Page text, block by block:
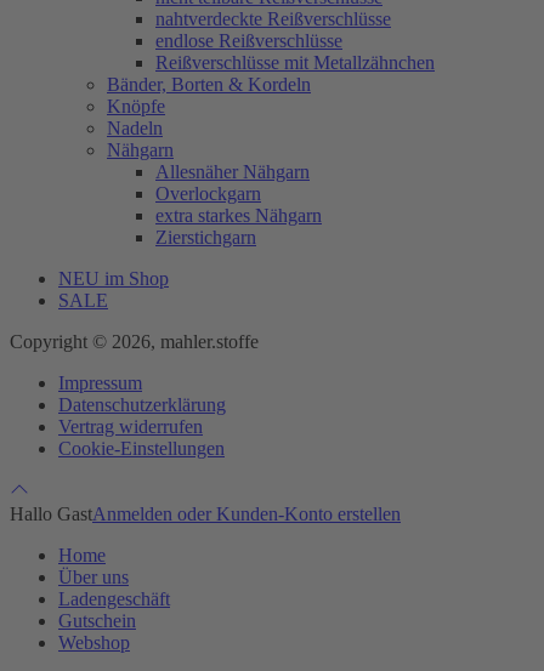
nahtverdeckte Reißverschlüsse
endlose Reißverschlüsse
Reißverschlüsse mit Metallzähnchen
Bänder, Borten & Kordeln
Knöpfe
Nadeln
Nähgarn
Allesnäher Nähgarn
Overlockgarn
extra starkes Nähgarn
Zierstichgarn
NEU im Shop
SALE
Copyright © 2026, mahler.stoffe
Impressum
Datenschutzerklärung
Vertrag widerrufen
Cookie-Einstellungen
Hallo GastAnmelden oder Kunden-Konto erstellen
Home
Über uns
Ladengeschäft
Gutschein
Webshop